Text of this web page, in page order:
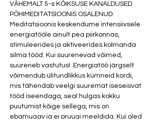
VÄHEMALT 5-s KÕIKSUSE KANALDUSED
PÕHIMEDITATSIOONIS OSALENUD.
Meditatsioonis keskendume intensiivsele
energiatööle ainult pea piirkonnas,
stimuleerides ja aktiveerides kolmanda
silma tööd. Kui suurenevad võimed,
suureneb vastutus!  Energiatöö järgselt
võimendub ülitundlikkus kümneid kordi,
mis tähendab veelgi suuremat iseseisvat
tööd iseendaga, seal hulgas kokku
puutumist kõige sellega, mis on
ebamugav ja ei pruugi meeldida. Kui oled